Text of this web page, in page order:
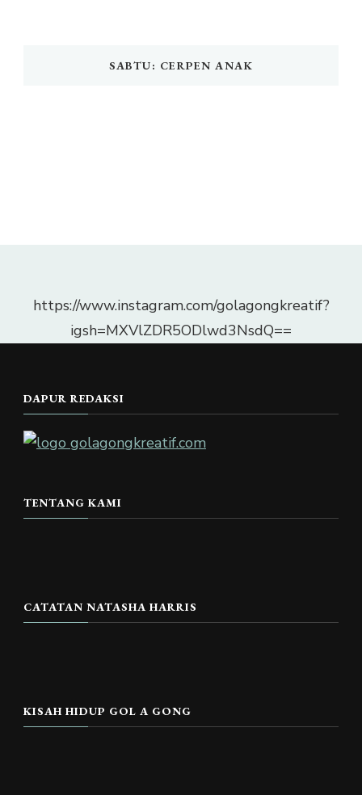
SABTU: CERPEN ANAK
https://www.instagram.com/golagongkreatif?
igsh=MXVlZDR5ODlwd3NsdQ==
DAPUR REDAKSI
TENTANG KAMI
CATATAN NATASHA HARRIS
KISAH HIDUP GOL A GONG